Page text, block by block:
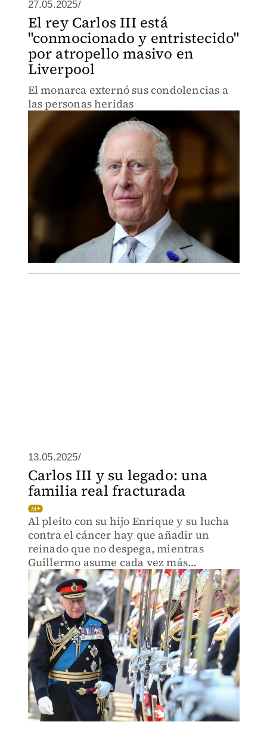
27.05.2025/
El rey Carlos III está
"conmocionado y entristecido"
por atropello masivo en
Liverpool
El monarca externó sus condolencias a
las personas heridas
13.05.2025/
Carlos III y su legado: una
familia real fracturada
Al pleito con su hijo Enrique y su lucha
contra el cáncer hay que añadir un
reinado que no despega, mientras
Guillermo asume cada vez más
relevancia en el plano público.